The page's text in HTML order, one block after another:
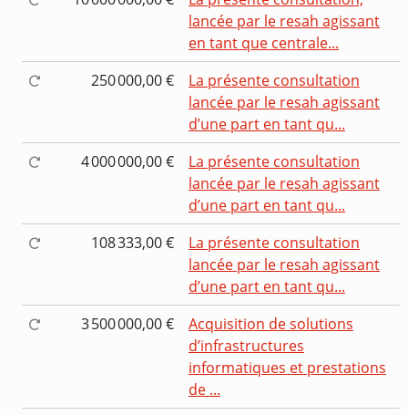
lancée par le resah agissant
en tant que centrale...
250 000,00 €
La présente consultation
lancée par le resah agissant
d’une part en tant qu...
4 000 000,00 €
La présente consultation
lancée par le resah agissant
d’une part en tant qu...
108 333,00 €
La présente consultation
lancée par le resah agissant
d’une part en tant qu...
3 500 000,00 €
Acquisition de solutions
d’infrastructures
informatiques et prestations
de ...